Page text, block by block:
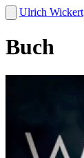
Ulrich Wickert
Buch